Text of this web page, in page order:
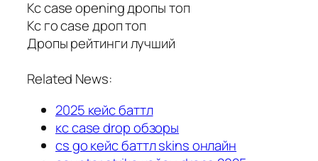
Кс case opening дропы топ
Кс го case дроп топ
Дропы рейтинги лучший
Related News:
2025 кейс баттл
кс case drop обзоры
cs go кейс баттл skins онлайн